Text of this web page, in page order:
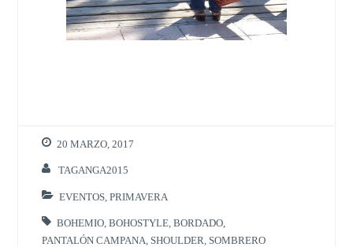
20 MARZO, 2017
TAGANGA2015
EVENTOS ,PRIMAVERA
BOHEMIO ,BOHOSTYLE ,BORDADO
PANTALÓN CAMPANA
SHOULDER SOMBRERO